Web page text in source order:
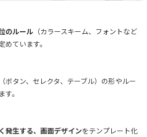
のルール（カラースキーム、フォントなど
ています。
（ボタン、セレクタ、テーブル）の形やルー
。
発生する、画面デザインをテンプレート化